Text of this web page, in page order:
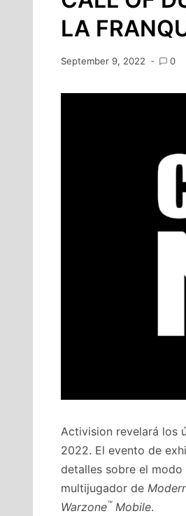
LA
September 9, 2022 0
Activision revelará los
2022. El evento de
detalles sobre el
multijugador de
Warzone™Mobile.